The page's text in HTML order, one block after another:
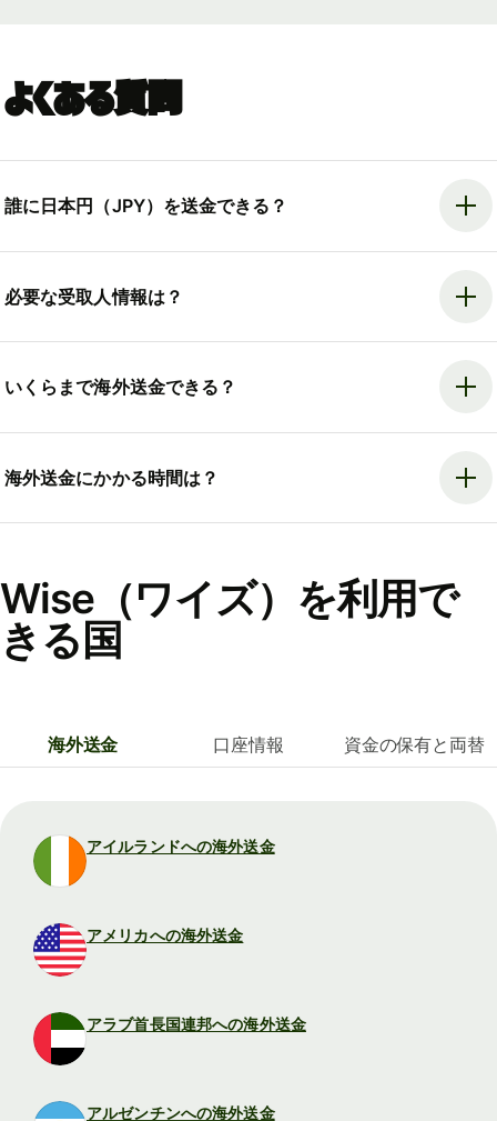
よくある質問
誰に日本円（JPY）を送金できる？
必要な受取人情報は？
いくらまで海外送金できる？
海外送金にかかる時間は？
Wise（ワイズ）を利用で
きる国
海外送金 口座情報 資金の保有と両替
アイルランドへの海外送金
アメリカへの海外送金
アラブ首長国連邦への海外送金
アルゼンチンへの海外送金